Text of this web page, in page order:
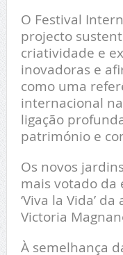
O Festival
projecto
criatividade e
inovadoras e
como uma
internacional
ligação
património e
Os novos
mais votado da
‘Viva la Vida’
Victoria
À semelhança